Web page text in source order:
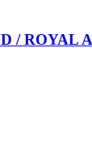
/ ROYAL